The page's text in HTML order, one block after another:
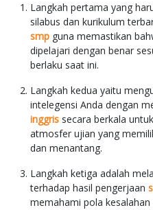
Langkah pertama yang
silabus dan kurikulum
smp guna memastikan
dipelajari dengan benar
berlaku saat ini.
Langkah kedua yaitu
intelegensi Anda dengan
inggris secara berkala
atmosfer ujian yang
dan menantang.
Langkah ketiga adalah
terhadap hasil pengerjaan
memahami pola